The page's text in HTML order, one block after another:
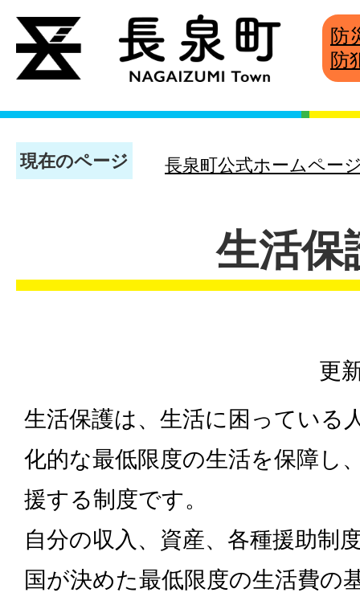
防
防
現在のページ 長泉町公式ホームペー
生活保
更
生活保護は、生活に困っている
化的な最低限度の生活を保障し
援する制度です。
自分の収入、資産、各種援助制
国が決めた最低限度の生活費の